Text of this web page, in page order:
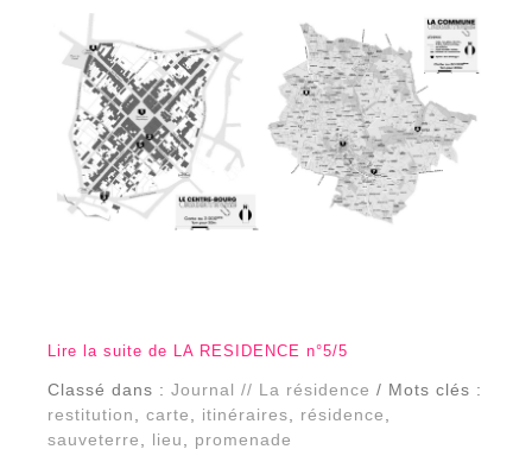
Lire la suite de LA RESIDENCE n°5/5
Classé dans : Journal // La résidence / Mots clés :
restitution
carte itinéraires résidence
sauveterre
lieu promenade